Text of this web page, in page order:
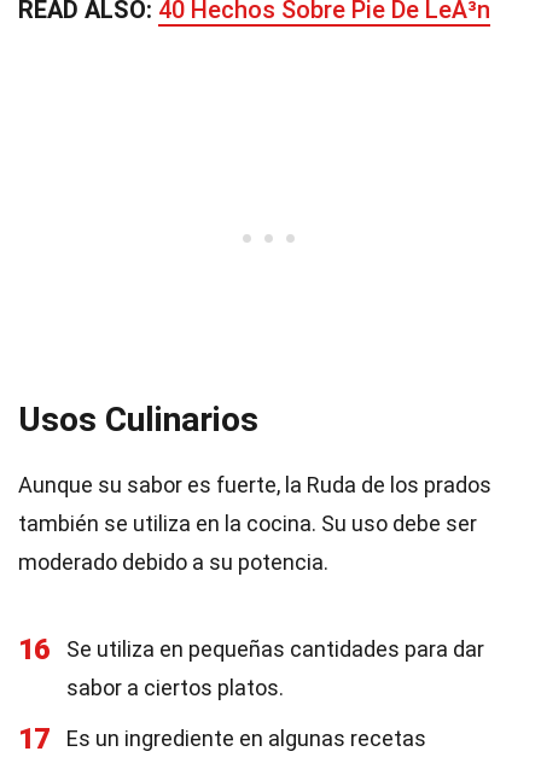
READ ALSO: 40 Hechos Sobre Pie De LeÃ³n
Usos Culinarios
Aunque su sabor es fuerte, la Ruda de los prados
también se utiliza en la cocina. Su uso debe ser
moderado debido a su potencia.
16
Se utiliza en pequeñas cantidades para dar
sabor a ciertos platos.
17
Es un ingrediente en algunas recetas